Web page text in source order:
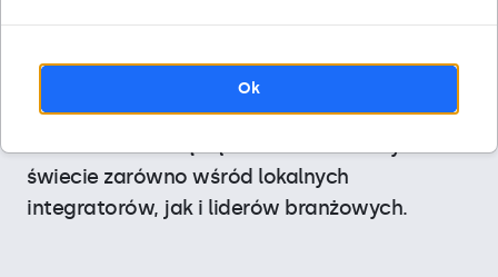
Projektujemy nasze ekrany do zastosowań
Dzięki dostosowaniu do konkretnych funkcji i
długotrwałej niezawodności ekrany
świecie zarówno wśród lokalnych
integratorów, jak i liderów branżowych.
Ok